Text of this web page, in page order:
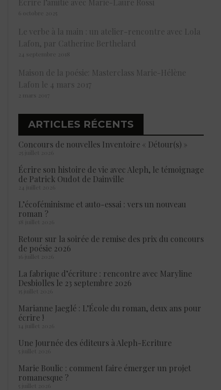
6 octobre 2025
Le verbe à la main : un atelier-rencontre avec Lola
Lafon, par Catherine Berthelard
24 septembre 2018
Maison de la poésie: Masterclass Marie-Hélène
Lafon le 4 mars 2017
2 mars 2017
ARTICLES RÉCENTS
Concours de nouvelles Inventoire « Détour(s) »
25 juillet 2026
Écrire son histoire de vie avec Aleph, le témoignage
de Patrick Oudot de Dainville
24 juillet 2026
L’écoféminisme et auto-essai : vers un nouveau
roman ?
18 juillet 2026
Retour sur la soirée de remise des prix du concours
de poésie 2026
16 juillet 2026
La fabrique d’écriture : rencontre avec Maryline
Desbiolles le 23 septembre 2026
15 juillet 2026
Marianne Jaeglé : L’École du roman, deux ans pour
écrire !
14 juillet 2026
Une Journée des éditeurs à Aleph-Ecriture
5 juillet 2026
Marie Boulic : comment faire émerger un projet
romanesque ?
5 juillet 2026